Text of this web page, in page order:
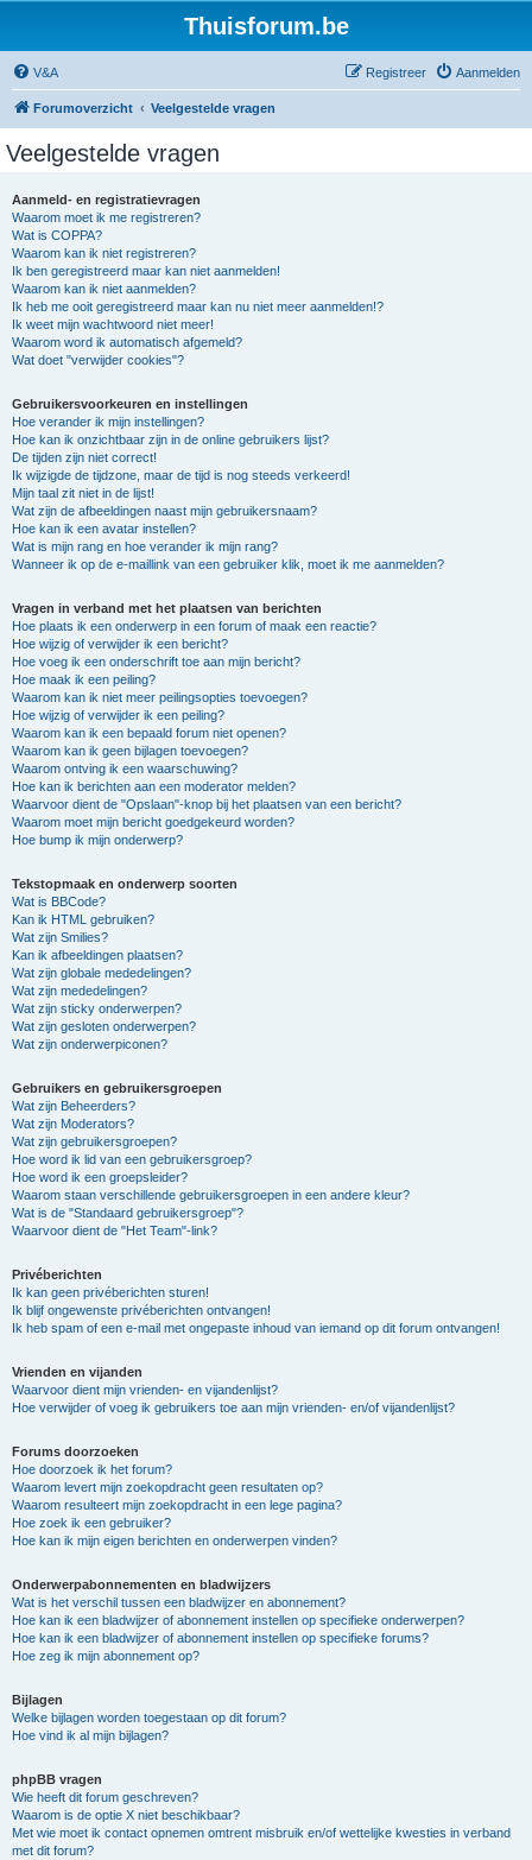
Thuisforum.be
V&A Aanmelden
Registreer
Forumoverzicht Veelgestelde vragen
Veelgestelde vragen
Aanmeld- en registratievragen
Waarom moet ik me registreren?
Wat is COPPA?
Waarom kan ik niet registreren?
Ik ben geregistreerd maar kan niet aanmelden!
Waarom kan ik niet aanmelden?
Ik heb me ooit geregistreerd maar kan nu niet meer aanmelden!?
Ik weet mijn wachtwoord niet meer!
Waarom word ik automatisch afgemeld?
Wat doet "verwijder cookies"?
Gebruikersvoorkeuren en instellingen
Hoe verander ik mijn instellingen?
Hoe kan ik onzichtbaar zijn in de online gebruikers lijst?
De tijden zijn niet correct!
Ik wijzigde de tijdzone, maar de tijd is nog steeds verkeerd!
Mijn taal zit niet in de lijst!
Wat zijn de afbeeldingen naast mijn gebruikersnaam?
Hoe kan ik een avatar instellen?
Wat is mijn rang en hoe verander ik mijn rang?
Wanneer ik op de e-maillink van een gebruiker klik, moet ik me aanmelden?
Vragen in verband met het plaatsen van berichten
Hoe plaats ik een onderwerp in een forum of maak een reactie?
Hoe wijzig of verwijder ik een bericht?
Hoe voeg ik een onderschrift toe aan mijn bericht?
Hoe maak ik een peiling?
Waarom kan ik niet meer peilingsopties toevoegen?
Hoe wijzig of verwijder ik een peiling?
Waarom kan ik een bepaald forum niet openen?
Waarom kan ik geen bijlagen toevoegen?
Waarom ontving ik een waarschuwing?
Hoe kan ik berichten aan een moderator melden?
Waarvoor dient de "Opslaan"-knop bij het plaatsen van een bericht?
Waarom moet mijn bericht goedgekeurd worden?
Hoe bump ik mijn onderwerp?
Tekstopmaak en onderwerp soorten
Wat is BBCode?
Kan ik HTML gebruiken?
Wat zijn Smilies?
Kan ik afbeeldingen plaatsen?
Wat zijn globale mededelingen?
Wat zijn mededelingen?
Wat zijn sticky onderwerpen?
Wat zijn gesloten onderwerpen?
Wat zijn onderwerpiconen?
Gebruikers en gebruikersgroepen
Wat zijn Beheerders?
Wat zijn Moderators?
Wat zijn gebruikersgroepen?
Hoe word ik lid van een gebruikersgroep?
Hoe word ik een groepsleider?
Waarom staan verschillende gebruikersgroepen in een andere kleur?
Wat is de "Standaard gebruikersgroep"?
Waarvoor dient de "Het Team"-link?
Privéberichten
Ik kan geen privéberichten sturen!
Ik blijf ongewenste privéberichten ontvangen!
Ik heb spam of een e-mail met ongepaste inhoud van iemand op dit forum ontvangen!
Vrienden en vijanden
Waarvoor dient mijn vrienden- en vijandenlijst?
Hoe verwijder of voeg ik gebruikers toe aan mijn vrienden- en/of vijandenlijst?
Forums doorzoeken
Hoe doorzoek ik het forum?
Waarom levert mijn zoekopdracht geen resultaten op?
Waarom resulteert mijn zoekopdracht in een lege pagina?
Hoe zoek ik een gebruiker?
Hoe kan ik mijn eigen berichten en onderwerpen vinden?
Onderwerpabonnementen en bladwijzers
Wat is het verschil tussen een bladwijzer en abonnement?
Hoe kan ik een bladwijzer of abonnement instellen op specifieke onderwerpen?
Hoe kan ik een bladwijzer of abonnement instellen op specifieke forums?
Hoe zeg ik mijn abonnement op?
Bijlagen
Welke bijlagen worden toegestaan op dit forum?
Hoe vind ik al mijn bijlagen?
phpBB vragen
Wie heeft dit forum geschreven?
Waarom is de optie X niet beschikbaar?
Met wie moet ik contact opnemen omtrent misbruik en/of wettelijke kwesties in verband
met dit forum?